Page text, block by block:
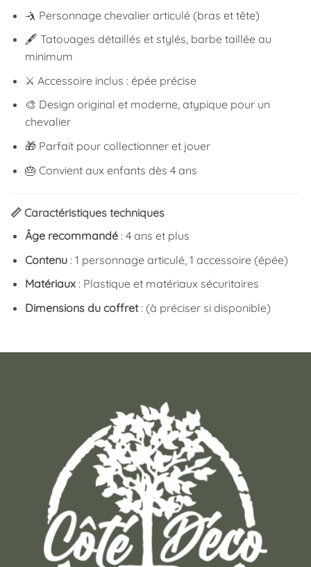
🤺 Personnage chevalier articulé (bras et tête)
🖋 Tatouages détaillés et stylés, barbe taillée au
minimum
⚔ Accessoire inclus : épée précise
🎨 Design original et moderne, atypique pour un
chevalier
🎁 Parfait pour collectionner et jouer
🎂 Convient aux enfants dès 4 ans
📏 Caractéristiques techniques
Âge recommandé: 4 ans et plus
Contenu: 1 personnage articulé, 1 accessoire (épée)
Matériaux: Plastique et matériaux sécuritaires
Dimensions du coffret: (à préciser si disponible)